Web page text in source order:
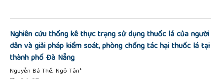
Nghiên cứu thống kê thực trạng sử dụng thuốc lá của người
dân và giải pháp kiểm soát, phòng chống tác hại thuốc lá tại
thành phố Đà Nẵng
Nguyễn Bá Thế; Ngô Tân*